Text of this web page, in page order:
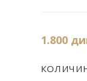
1.800